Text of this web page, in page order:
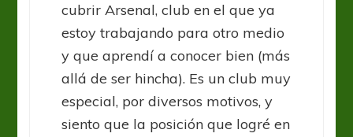
cubrir Arsenal, club en el que ya
estoy trabajando para otro medio
y que aprendí a conocer bien (más
allá de ser hincha). Es un club muy
especial, por diversos motivos, y
siento que la posición que logré en